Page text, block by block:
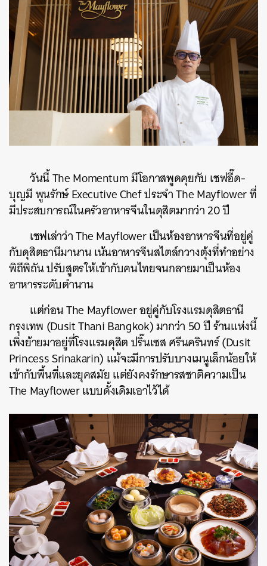
วันนี้ The Momentum มีโอกาสพูดคุยกับ เชฟอี๊ด-
บุญมี พูนรักษ์ Executive Chef ประจำ The Mayflower ที่
มีประสบการณ์ในครัวอาหารจีนในดุสิตมากว่า 20 ปี
เชฟเล่าว่า The Mayflower เป็นห้องอาหารจีนที่อยู่คู่
กับดุสิตธานีมานาน เน้นอาหารจีนสไตล์กวางตุ้งที่ทำอย่าง
พิถีพิถัน ปรับสูตรให้เข้ากับคนไทยจนกลายมาเป็นห้อง
อาหารระดับตำนาน
แต่ก่อน The Mayflower อยู่คู่กับโรงแรมดุสิตธานี
กรุงเทพ (Dusit Thani Bangkok) มากว่า 50 ปี ร้านแห่งนี้
เพิ่งย้ายมาอยู่ที่โรงแรมดุสิต ปริ๊นเซส ศรีนครินทร์ (Dusit
Princess Srinakarin) แม้จะมีการปรับบางเมนูเล็กน้อยให้
เข้ากับพื้นที่และยุคสมัย แต่ยังคงรักษารสชาติความเป็น
The Mayflowerแบบดั้งเดิมเอาไว้ได้